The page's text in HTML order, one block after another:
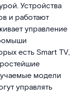
Устройства
и работают
управление
есть Smart TV,
модели
управлять